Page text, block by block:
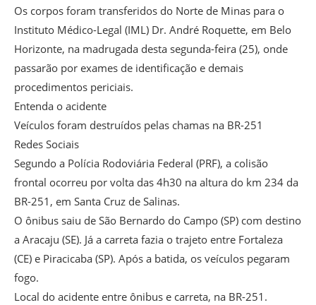
Os corpos foram transferidos do Norte de Minas para o
Instituto Médico-Legal (IML) Dr. André Roquette, em Belo
Horizonte, na madrugada desta segunda-feira (25), onde
passarão por exames de identificação e demais
procedimentos periciais.
Entenda o acidente
Veículos foram destruídos pelas chamas na BR-251
Redes Sociais
Segundo a Polícia Rodoviária Federal (PRF), a colisão
frontal ocorreu por volta das 4h30 na altura do km 234 da
BR-251, em Santa Cruz de Salinas.
O ônibus saiu de São Bernardo do Campo (SP) com destino
a Aracaju (SE). Já a carreta fazia o trajeto entre Fortaleza
(CE) e Piracicaba (SP). Após a batida, os veículos pegaram
fogo.
Local do acidente entre ônibus e carreta, na BR-251.